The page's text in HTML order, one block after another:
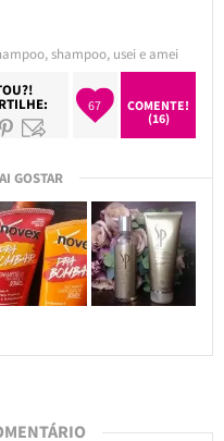
,shampoo, usei e amei
67
COMENTE!
(16)
GOSTAR